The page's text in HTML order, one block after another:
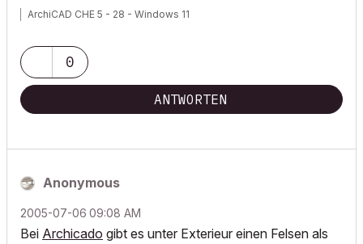
ArchiCAD CHE 5 - 28 - Windows 11
0
ANTWORTEN
Anonymous
‎2005-07-06 09:08 AM
Bei Archicado gibt es unter Exterieur einen Felsen als